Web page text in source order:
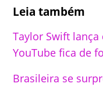
Leia também
Taylor Swift lança
YouTube fica de
Brasileira se